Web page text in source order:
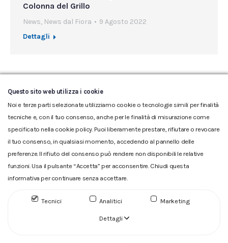
Colonna del Grillo
News, News dal Fiora
9 Agosto 2022
Dettagli
…
Glossario|Privacy|Cookie|Reclamo
fiscale 00304790538 (P.IVA) già iscritta al n.10.029 - Capitale
Questo sito web utilizza i cookie
Noi e terze parti selezionate utilizziamo cookie o tecnologie simili per finalità
tecniche e, con il tuo consenso, anche per le finalità di misurazione come
specificato nella cookie policy. Puoi liberamente prestare, rifiutare o revocare
il tuo consenso, in qualsiasi momento, accedendo al pannello delle
preferenze. Il rifiuto del consenso può rendere non disponibili le relative
funzioni. Usa il pulsante “Accetta” per acconsentire. Chiudi questa
informativa per continuare senza accettare.
Tecnici Analitici Marketing
Dettagli